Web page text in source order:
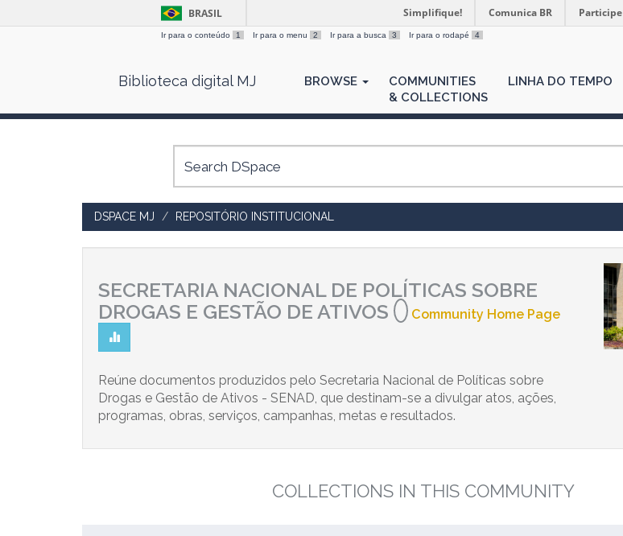
BRASIL Simplifique! Comunica BR Participe
Ir para o conteúdo 1 Ir para o menu 2 Ir para a busca 3 Ir para o rodapé 4
Biblioteca digital MJ BROWSE
COMMUNITIES
& COLLECTIONS
LINHA DO TEMPO
DSPACE MJ REPOSITÓRIO INSTITUCIONAL
SECRETARIA NACIONAL DE POLÍTICAS SOBRE
DROGAS E GESTÃO DE ATIVOS
Community Home Page
Reúne documentos produzidos pelo Secretaria Nacional de Políticas sobre
Drogas e Gestão de Ativos - SENAD, que destinam-se a divulgar atos, ações,
programas, obras, serviços, campanhas, metas e resultados.
COLLECTIONS IN THIS COMMUNITY